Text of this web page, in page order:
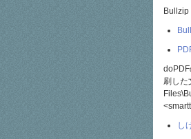
Bullzip
刷した
し